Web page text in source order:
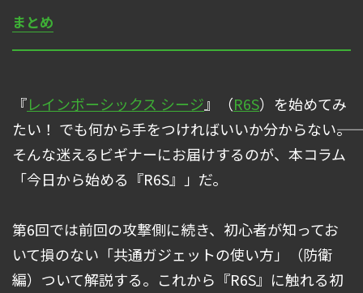
まとめ
『レインボーシックス シージ』（R6S）を始めてみ
たい！ でも何から手をつければいいか分からない――。
そんな迷えるビギナーにお届けするのが、本コラム
「今日から始める『R6S』」だ。
第6回では前回の攻撃側に続き、初心者が知ってお
いて損のない「共通ガジェットの使い方」（防衛
編）ついて解説する。これから『R6S』に触れる初